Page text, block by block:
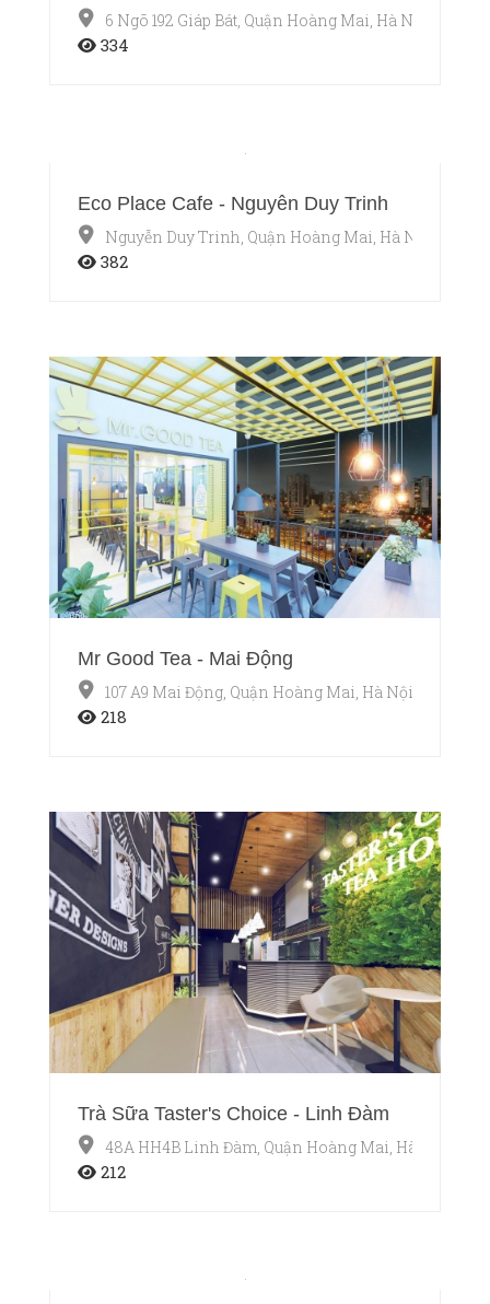
6 Ngõ 192 Giáp Bát, Quận Hoàng Mai, Hà Nội
334
Eco Place Cafe - Nguyễn Duy Trinh
Nguyễn Duy Trinh, Quận Hoàng Mai, Hà Nội
382
Mr Good Tea - Mai Động
107 A9 Mai Động, Quận Hoàng Mai, Hà Nội
218
Trà Sữa Taster's Choice - Linh Đàm
48A HH4B Linh Đàm, Quận Hoàng Mai, Hà Nội
212